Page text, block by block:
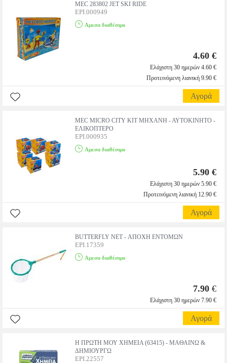
MEC 283802 JET SKI RIDE
EPI.000949
Αμεσα διαθέσιμο
4.60 €
Ελάχιστη 30 ημερών 4.60 €
Προτεινόμενη λιανική 9.90 €
Αγορά
MEC MICRO CITY KIT ΜΗΧΑΝΗ - ΑΥΤΟΚΙΝΗΤΟ -
ΕΛΙΚΟΠΤΕΡΟ
EPI.000935
Αμεσα διαθέσιμο
5.90 €
Ελάχιστη 30 ημερών 5.90 €
Προτεινόμενη λιανική 12.90 €
Αγορά
BUTTERFLY NET - ΑΠΟΧΗ ΕΝΤΟΜΩΝ
EPI.17359
Αμεσα διαθέσιμο
7.90 €
Ελάχιστη 30 ημερών 7.90 €
Αγορά
Η ΠΡΩΤΗ ΜΟΥ ΧΗΜΕΙΑ (63415) - ΜΑΘΑΙΝΩ &
ΔΗΜΙΟΥΡΓΩ
EPI.22557